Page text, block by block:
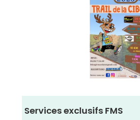
Services exclusifs FMS